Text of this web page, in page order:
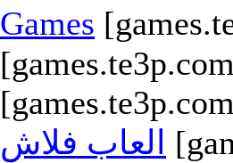
Games
العاب فلاش